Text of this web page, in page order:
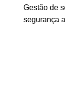
Gestão de
segurança